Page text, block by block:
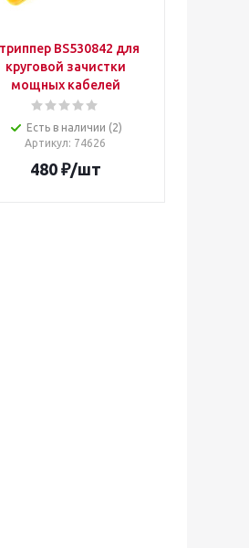
BS530842 для
круговой зачистки
мощных кабелей
Есть в наличии (2)
Артикул: 74626
480₽/шт